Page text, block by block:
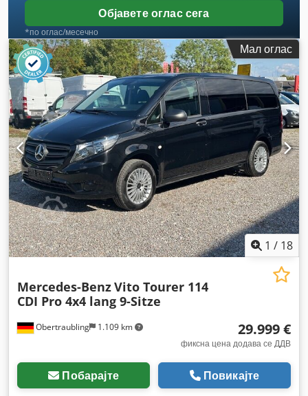
Објавете оглас сега
*по оглас/месечно
Мал оглас
1 / 18
Obertraubling 1.109 km
Mercedes-BenzVito Tourer 114
CDI Pro 4x4 lang 9-Sitze
29.999 €
фиксна цена додава се ДДВ
Побарајте Повикајте